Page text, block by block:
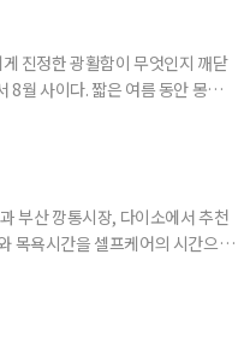
낸 증언이 한 사람
진정한 광활함이 무엇인지 깨닫
8월 사이다. 짧은 여름 동안 몽골
표 여행지, 테를지 국립
부산 깡통시장, 다이소에서 추천
목욕시간을 셀프케어의 시간으로
식, 피부 상태에 맞춘 샤워 타